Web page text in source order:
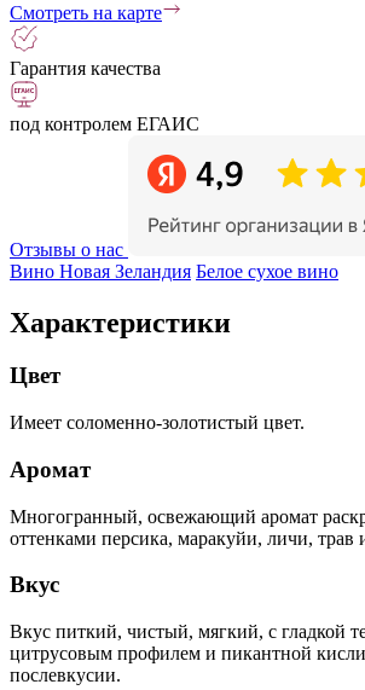
Смотреть на карте
Гарантия качества
под контролем ЕГАИС
Отзывы о нас
Вино Новая Зеландия Белое сухое вино
Характеристики
Цвет
Имеет соломенно-золотистый цвет.
Аромат
Многогранный, освежающий аромат
оттенками персика, маракуйи, личи, трав
Вкус
Вкус питкий, чистый, мягкий, с гладкой
цитрусовым профилем и пикантной
послевкусии.